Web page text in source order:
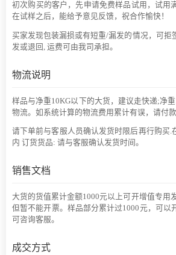
初次购买的客户，先申请免费样品试用，试用
在试样之后，能给予意见反馈，祝合作愉快！
买家发现包装漏损或有短重/漏发的情况，可拒
发或退回, 运费可由我司承担。
物流说明
样品与净重10KG以下的大货，建议走快递;净
物流。如系统计算的物流费用累计有误，请付
请下单前与客服人员确认发货时限后再行购买.
内 订货货品: 请与客服确认发货时间。
销售文档
大货的货值累计金额1000元以上可开增值专用
但暂不能开票。样品部分累计过1000元，可以
可咨询客服。
成交方式